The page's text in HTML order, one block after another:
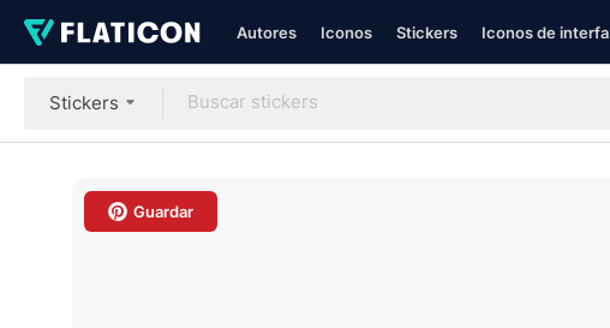
Autores Iconos Stickers Iconos de
Stickers
Guardar